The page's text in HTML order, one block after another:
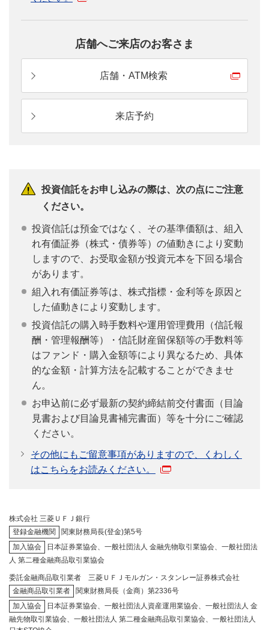
投資信託の始め方をステップごとにご説明しま
くわしく見る
店舗へご来店のお客さま
店舗・ATM検索
来店予約
投資信託をお申し込みの際は、次の点にご注意
ください。
投資信託は預金ではなく、その基準価額は、組入
れ有価証券（株式・債券等）の値動きにより変動
しますので、お受取金額が投資元本を下回る場合
があります。
組入れ有価証券等は、株式指標・金利等を原因と
した値動きにより変動します。
投資信託の購入時手数料や運用管理費用（信託報
酬・管理報酬等）・信託財産留保額等の手数料等
はファンド・購入金額等により異なるため、具体
的な金額・計算方法を記載することができませ
ん。
お申込前に必ず最新の契約締結前交付書面（目論
見書および目論見書補完書面）等を十分にご確認
ください。
その他にもご留意事項がありますので、くわしく
はこちらをお読みください。
株式会社 三菱ＵＦＪ銀行
登録金融機関
関東財務局長(登金)第5号
加入協会
日本証券業協会、一般社団法人 金融先物取引業協会、一般社団法
人 第二種金融商品取引業協会
委託金融商品取引業者 三菱ＵＦＪモルガン・スタンレー証券株式会社
金融商品取引業者
関東財務局長（金商）第2336号
加入協会
日本証券業協会、一般社団法人資産運用業協会、一般社団法人 金
融先物取引業協会、一般社団法人 第二種金融商品取引業協会、一般社団法人